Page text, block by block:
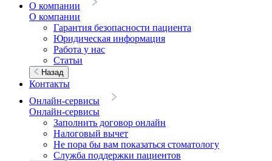
О компании
О компании
Гарантия безопасности пациента
Юридическая информация
Работа у нас
Статьи
Назад
Контакты
Онлайн-сервисы
Онлайн-сервисы
Заполнить договор онлайн
Налоговый вычет
Не пора бы вам показаться стоматологу
Служба поддержки пациентов